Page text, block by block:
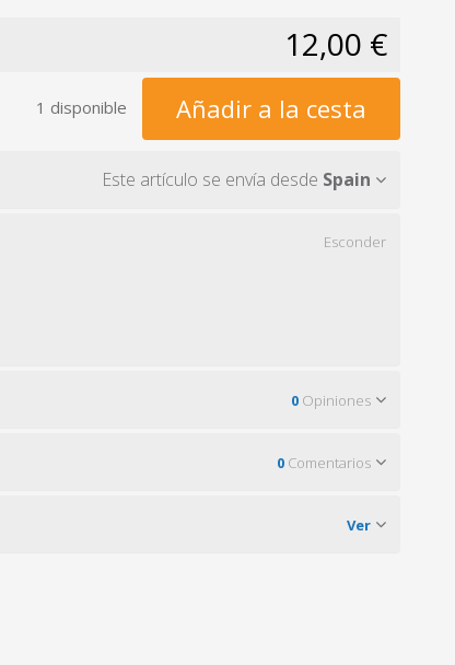
12,00 €
1 disponible Añadir a la cesta
Este artículo se envía desde Spain
Esconder
0 Opiniones
0 Comentarios
Ver